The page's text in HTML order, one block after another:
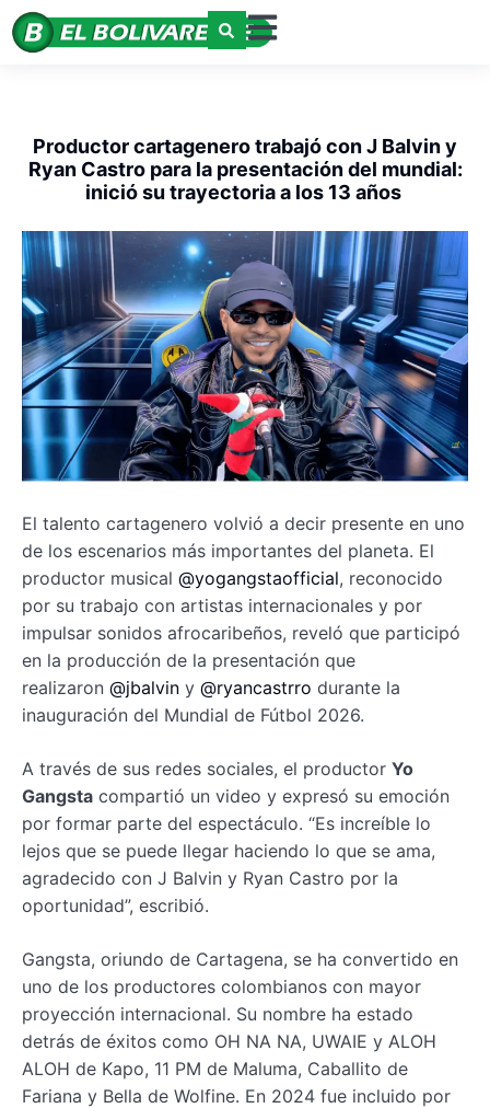
Productor cartagenero trabajó con J Balvin y
Ryan Castro para la presentación del mundial:
inició su trayectoria a los 13 años
El talento cartagenero volvió a decir presente en uno
de los escenarios más importantes del planeta. El
productor musical @yogangstaofficial, reconocido
por su trabajo con artistas internacionales y por
impulsar sonidos afrocaribeños, reveló que participó
en la producción de la presentación que
realizaron @jbalvin y @ryancastrro durante la
inauguración del Mundial de Fútbol 2026.
A través de sus redes sociales, el productor Yo
Gangsta compartió un video y expresó su emoción
por formar parte del espectáculo. “Es increíble lo
lejos que se puede llegar haciendo lo que se ama,
agradecido con J Balvin y Ryan Castro por la
oportunidad”, escribió.
Gangsta, oriundo de Cartagena, se ha convertido en
uno de los productores colombianos con mayor
proyección internacional. Su nombre ha estado
detrás de éxitos como OH NA NA, UWAIE y ALOH
ALOH de Kapo, 11 PM de Maluma, Caballito de
Fariana y Bella de Wolfine. En 2024 fue incluido por